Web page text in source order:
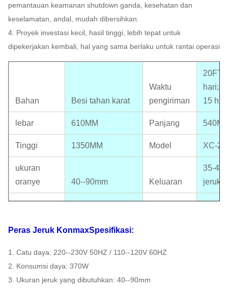
pemantauan keamanan shutdown ganda, kesehatan dan
keselamatan, andal, mudah dibersihkan.
4. Proyek investasi kecil, hasil tinggi, lebih tepat untuk
dipekerjakan kembali, hal yang sama berlaku untuk rantai operasi
Bahan Besi tahan karat
Waktu
pengiriman
20FT:
15 hari
lebar 610MM Panjang
Tinggi 1350MM Model XC-
ukuran
oranye
40--90mm Keluaran
35-40
jeruk/
Ukuran
Listrik
60HZ
Kekuasaan
GW 115kg
Peras Jeruk KonmaxSpesifikasi:
1. Catu daya: 220--230V 50HZ / 110--120V 60HZ
2. Konsumsi daya: 370W
3. Ukuran jeruk yang dibutuhkan: 40--90mm